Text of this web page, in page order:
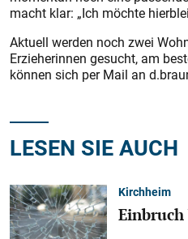
macht klar: „Ich möchte
Aktuell werden noch zwei
Erzieherinnen gesucht, am
können sich per Mail an
LESEN SIE AUCH
Kirchheim
Einbruch